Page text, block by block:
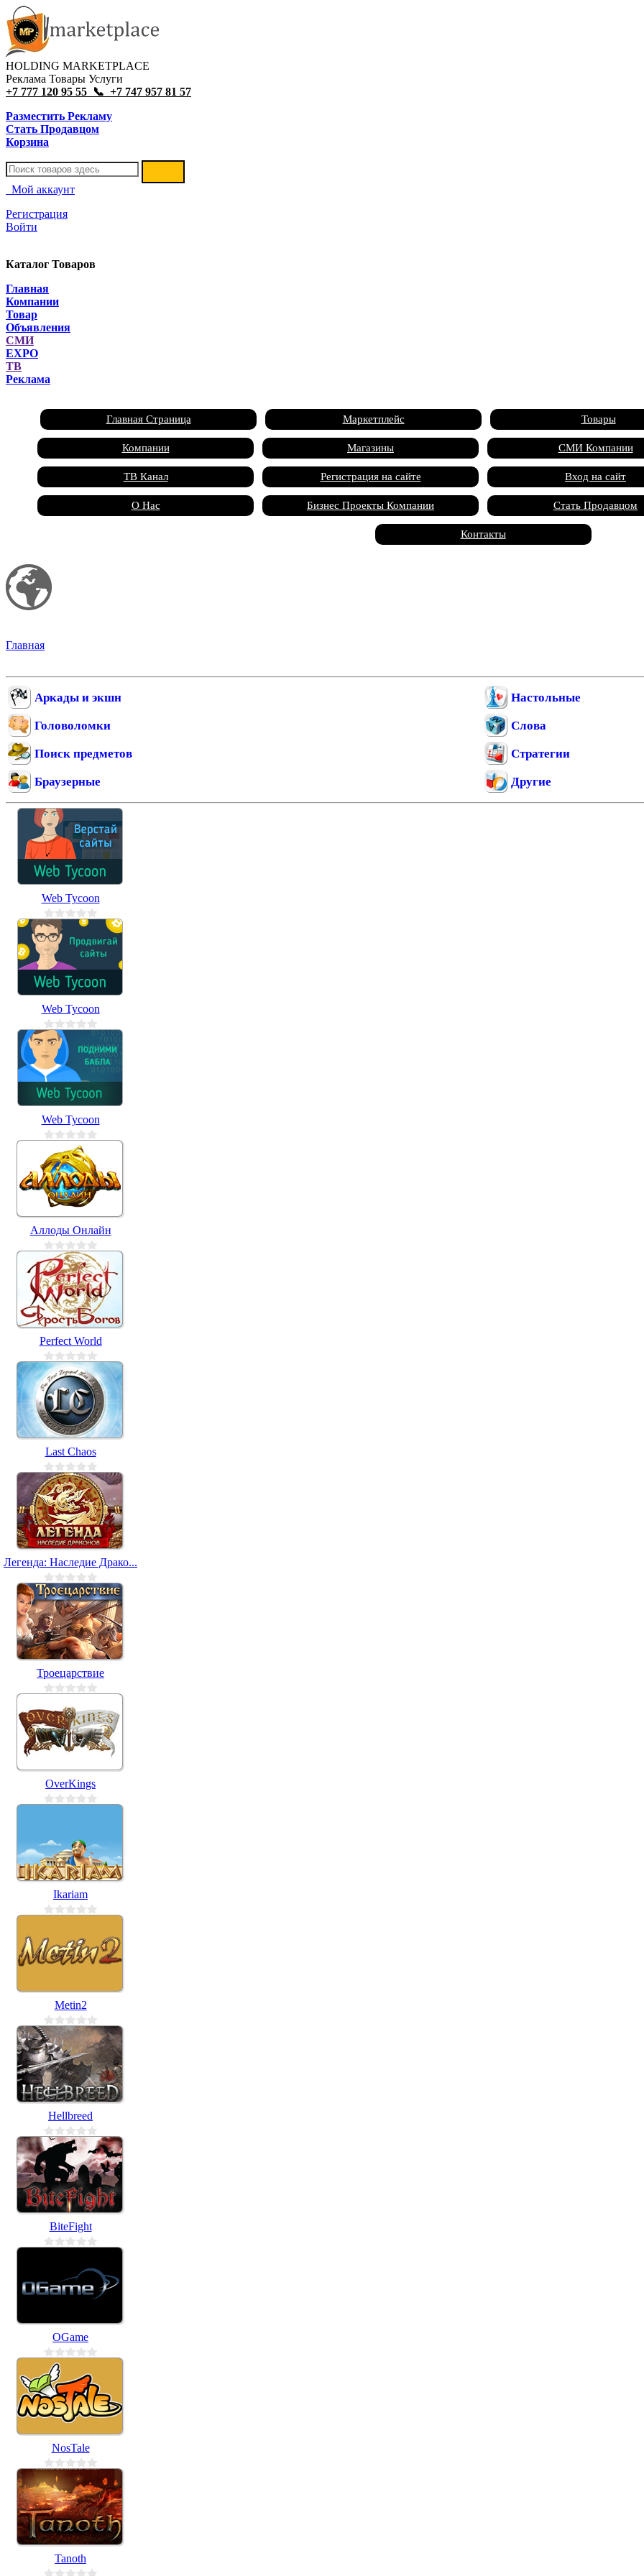
HOLDING MARKETPLACE
Реклама Товары Услуги
+7 777 120 95 55 📞 +7 747 957 81 57
Разместить Рекламу
Стать Продавцом
Корзина
Мой аккаунт
Регистрация
Войти
Каталог Товаров
Главная
Компании
Товар
Объявления
СМИ
EXPO
ТВ
Реклама
Главная Страница Маркетплейс Товары
Компании Магазины СМИ Компании
ТВ Канал Регистрация на сайте Вход на сайт
О Нас Бизнес Проекты Компании Стать Продавцом
Контакты
Главная
Аркады и экшн Настольные
Головоломки Слова
Поиск предметов Стратегии
Браузерные Другие
Web Tycoon
Web Tycoon
Web Tycoon
Аллоды Онлайн
Perfect World
Last Chaos
Легенда: Наследие Драко...
Троецарствие
OverKings
Ikariam
Metin2
Hellbreed
BiteFight
OGame
NosTale
Tanoth